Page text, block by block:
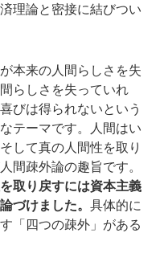
理論と密接に結びつい
本来の人間らしさを失
らしさを失っていれ
びは得られないという
テーマです。人間はい
して真の人間性を取り
間疎外論の趣旨です。
取り戻すには資本主義
づけました。 具体的に
「四つの疎外」がある